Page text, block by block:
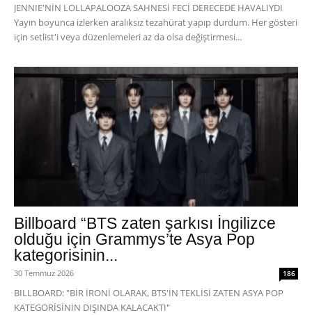
JENNIE'NİN LOLLAPALOOZA SAHNESİ FECİ DERECEDE HAVALIYDI
Yayın boyunca izlerken aralıksız tezahürat yapıp durdum. Her gösteri
için setlist'i veya düzenlemeleri az da olsa değiştirmesi...
Billboard “BTS zaten şarkısı İngilizce
olduğu için Grammys’te Asya Pop
kategorisinin...
30 Temmuz 2026 186
BILLBOARD: "BİR İRONİ OLARAK, BTS'İN TEKLİSİ ZATEN ASYA POP
KATEGORİSİNİN DIŞINDA KALACAKTI"